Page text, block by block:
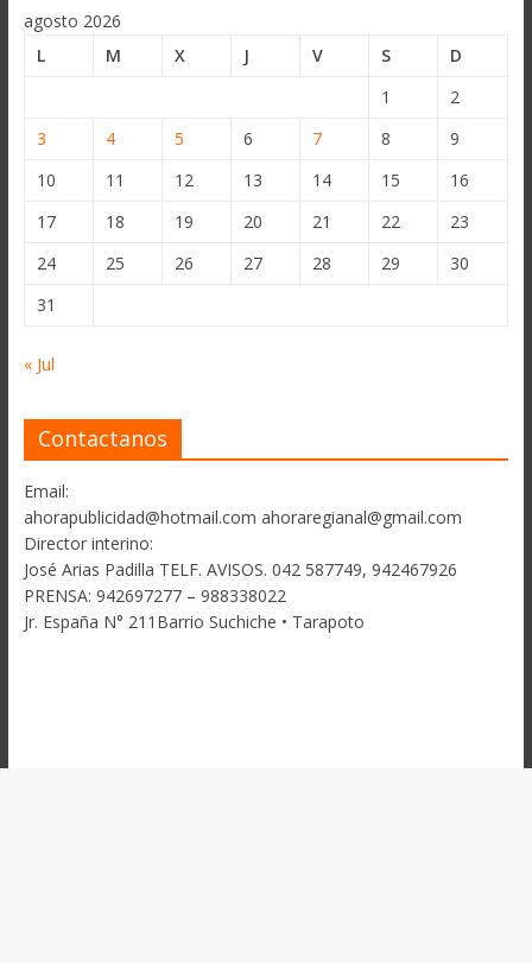
agosto 2026
L
M X J V S
D
1
2
3
4 5 6 7 8
9
10
11 12 13 14 15
16
17
18 19 20 21 22
23
24
25 26 27 28 29
30
31
« Jul
Contactanos
Email:
ahorapublicidad@hotmail.com ahoraregianal@gmail.com
Director interino:
José Arias Padilla TELF. AVISOS. 042 587749, 942467926
PRENSA: 942697277 – 988338022
Jr. España N° 211Barrio Suchiche • Tarapoto